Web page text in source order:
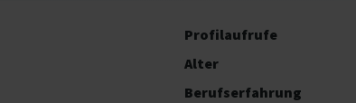
Profilaufrufe
Alter
Berufserfahrung